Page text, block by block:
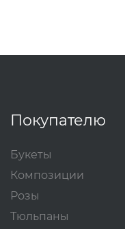
Покупателю
Букеты
Композиции
Розы
Тюльпаны